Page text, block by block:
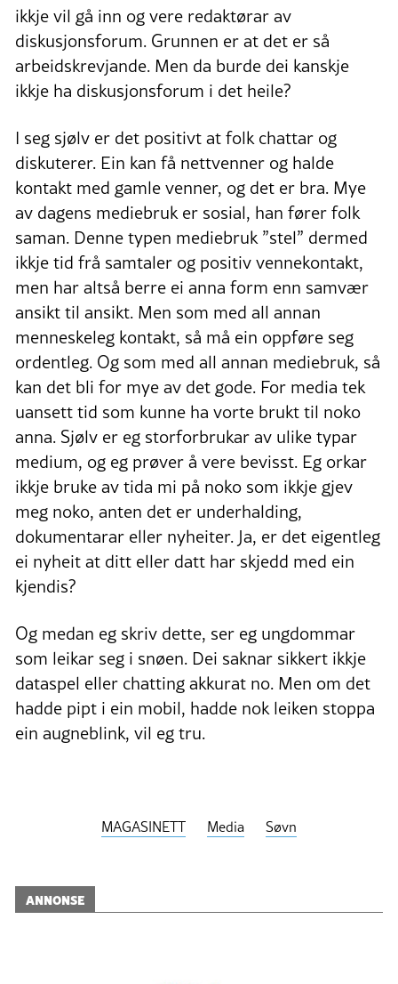
ikkje vil gå inn og vere redaktørar av
diskusjonsforum. Grunnen er at det er så
arbeidskrevjande. Men da burde dei kanskje
ikkje ha diskusjonsforum i det heile?
I seg sjølv er det positivt at folk chattar og
diskuterer. Ein kan få nettvenner og halde
kontakt med gamle venner, og det er bra. Mye
av dagens mediebruk er sosial, han fører folk
saman. Denne typen mediebruk ”stel” dermed
ikkje tid frå samtaler og positiv vennekontakt,
men har altså berre ei anna form enn samvær
ansikt til ansikt. Men som med all annan
menneskeleg kontakt, så må ein oppføre seg
ordentleg. Og som med all annan mediebruk, så
kan det bli for mye av det gode. For media tek
uansett tid som kunne ha vorte brukt til noko
anna. Sjølv er eg storforbrukar av ulike typar
medium, og eg prøver å vere bevisst. Eg orkar
ikkje bruke av tida mi på noko som ikkje gjev
meg noko, anten det er underhalding,
dokumentarar eller nyheiter. Ja, er det eigentleg
ei nyheit at ditt eller datt har skjedd med ein
kjendis?
Og medan eg skriv dette, ser eg ungdommar
som leikar seg i snøen. Dei saknar sikkert ikkje
dataspel eller chatting akkurat no. Men om det
hadde pipt i ein mobil, hadde nok leiken stoppa
ein augneblink, vil eg tru.
MAGASINETT Media Søvn
ANNONSE